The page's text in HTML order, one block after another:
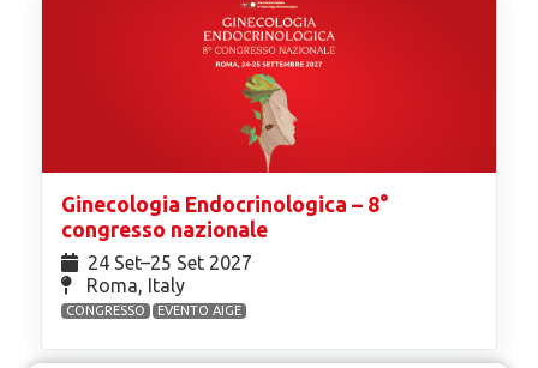
Ginecologia Endocrinologica – 8°
congresso nazionale
24 Set⁠–25 Set 2027
Roma, Italy
CONGRESSO EVENTO AIGE